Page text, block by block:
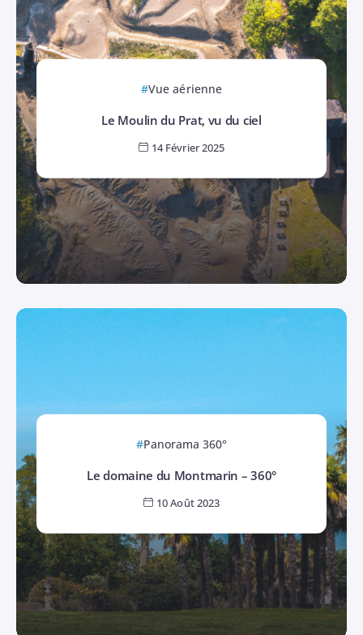
Vue aérienne
Le Moulin du Prat, vu du ciel
14 Février 2025
Panorama 360°
Le domaine du Montmarin – 360°
10 Août 2023